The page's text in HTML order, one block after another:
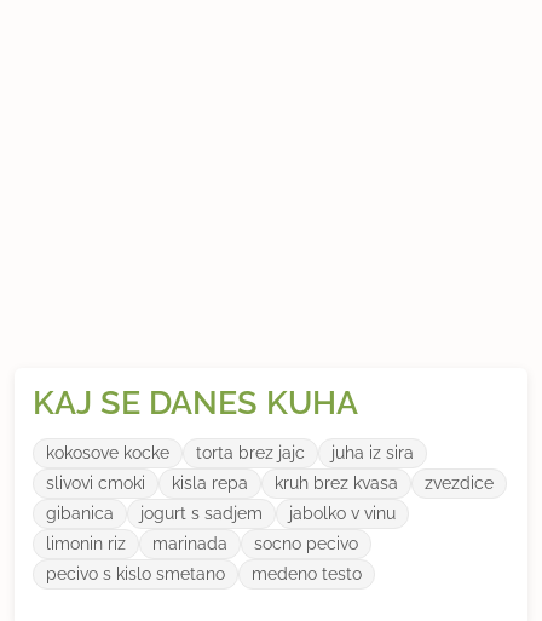
KAJ SE DANES KUHA
kokosove kocke torta brez jajc
juha iz sira
slivovi cmoki
kisla repa kruh brez kvasa
zvezdice
gibanica
jogurt s sadjem
jabolko v vinu
limonin riz
marinada
socno pecivo
pecivo s kislo smetano
medeno testo